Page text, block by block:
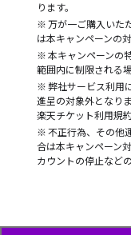
ります。
万が一ご購入いた
は本キャンペーンの
本キャンペーンの
範囲内に制限される
弊社サービス利用
進呈の対象外となりま
楽天チケット利用規
不正行為、その他
合は本キャンペーン
カウントの停止など